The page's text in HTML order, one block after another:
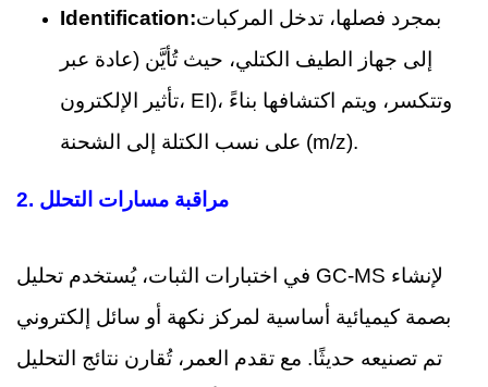
Identification:بمجرد فصلها، تدخل المركبات
إلى جهاز الطيف الكتلي، حيث تُأيَّن (عادة عبر
تأثير الإلكترون، EI)، وتتكسر، ويتم اكتشافها بناءً
على نسب الكتلة إلى الشحنة (m/z).
2. مراقبة مسارات التحلل
في اختبارات الثبات، يُستخدم تحليل GC-MS لإنشاء
بصمة كيميائية أساسية لمركز نكهة أو سائل إلكتروني
تم تصنيعه حديثًا. مع تقدم العمر، تُقارن نتائج التحليل